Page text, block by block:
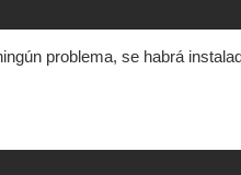
problema, se habrá